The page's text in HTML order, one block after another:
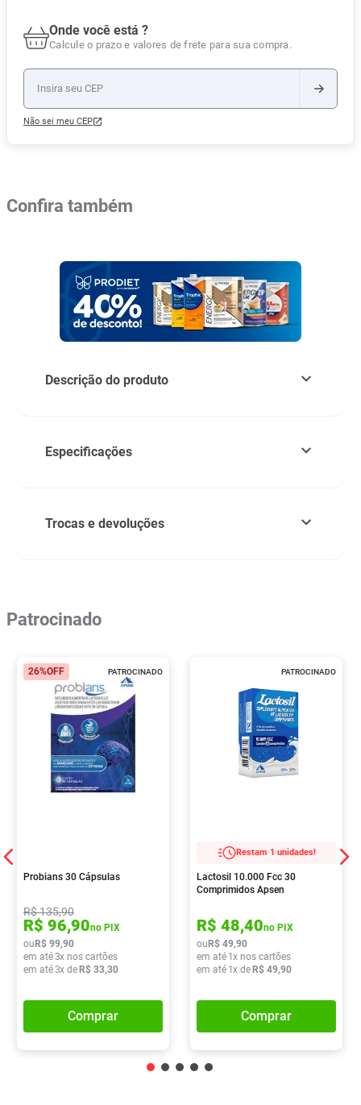
Onde você está ?
Calcule o prazo e valores de frete para sua compra.
Não sei meu CEP
Confira também
Descrição do produto
Especificações
Trocas e devoluções
Patrocinado
PATROCINADO
26%OFF
Probians 30 Cápsulas
R$135,90
R$ 96,90no PIX
ou R$ 99,90
em até3x nos cartões
em até3x de R$ 33,30
Comprar
PATROCINADO
Restam 1 unidades!
Lactosil 10.000 Fcc 30
Comprimidos Apsen
R$ 48,40no PIX
ou R$ 49,90
em até 1x nos cartões
em até 1x de R$ 49,90
Comprar